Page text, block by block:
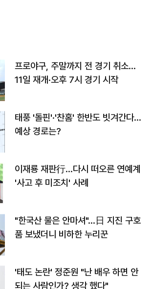
프로야구, 주말까지 전 경기 취소…
11일 재개·오후 7시 경기 시작
태풍 '돌핀'·'찬홈' 한반도 빗겨간다…
예상 경로는?
이재룡 재판行…다시 떠오른 연예계
'사고 후 미조치' 사례
"한국산 물은 안마셔"…日 지진 구호
품 보냈더니 비하한 누리꾼
'태도 논란' 정준원 "난 배우 하면 안
되는 사람인가? 생각 했다"